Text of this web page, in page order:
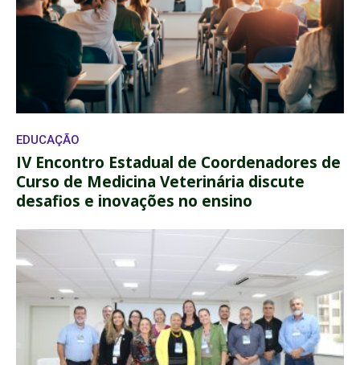
EDUCAÇÃO
IV Encontro Estadual de Coordenadores de
Curso de Medicina Veterinária discute
desafios e inovações no ensino